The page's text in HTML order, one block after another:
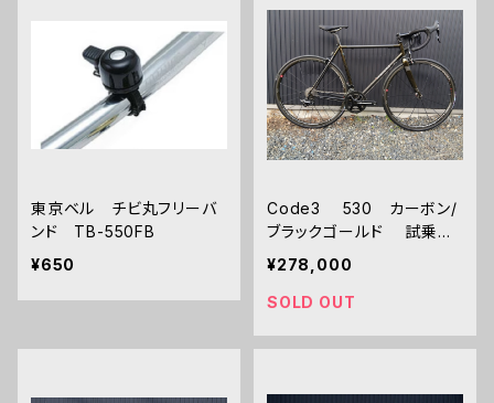
東京ベル チビ丸フリーバ
ンド TB-550FB
¥650
Code3 530 カーボン/
ブラックゴールド 試乗車
(ホイール別）
¥278,000
SOLD OUT